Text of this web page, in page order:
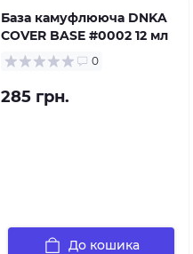
База камуфлююча DNKA
COVER BASE #0002 12 мл
0
285 грн.
До кошика